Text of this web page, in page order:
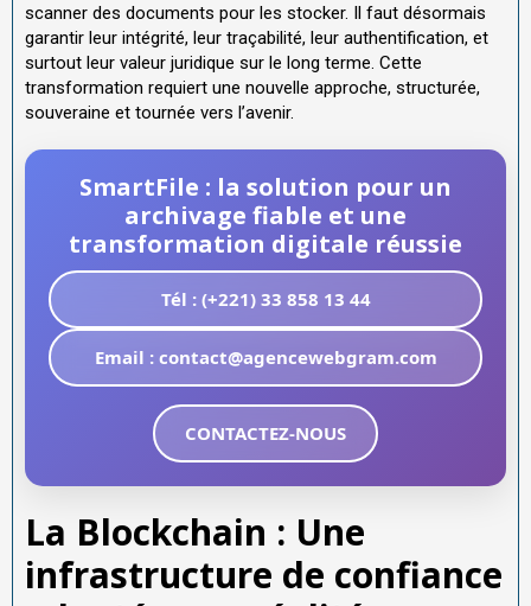
scanner des documents pour les stocker. Il faut désormais
garantir leur intégrité, leur traçabilité, leur authentification, et
surtout leur valeur juridique sur le long terme. Cette
transformation requiert une nouvelle approche, structurée,
souveraine et tournée vers l’avenir.
SmartFile : la solution pour un
archivage fiable et une
transformation digitale réussie
Tél : (+221) 33 858 13 44
Email : contact@agencewebgram.com
CONTACTEZ-NOUS
La Blockchain : Une
infrastructure de confiance